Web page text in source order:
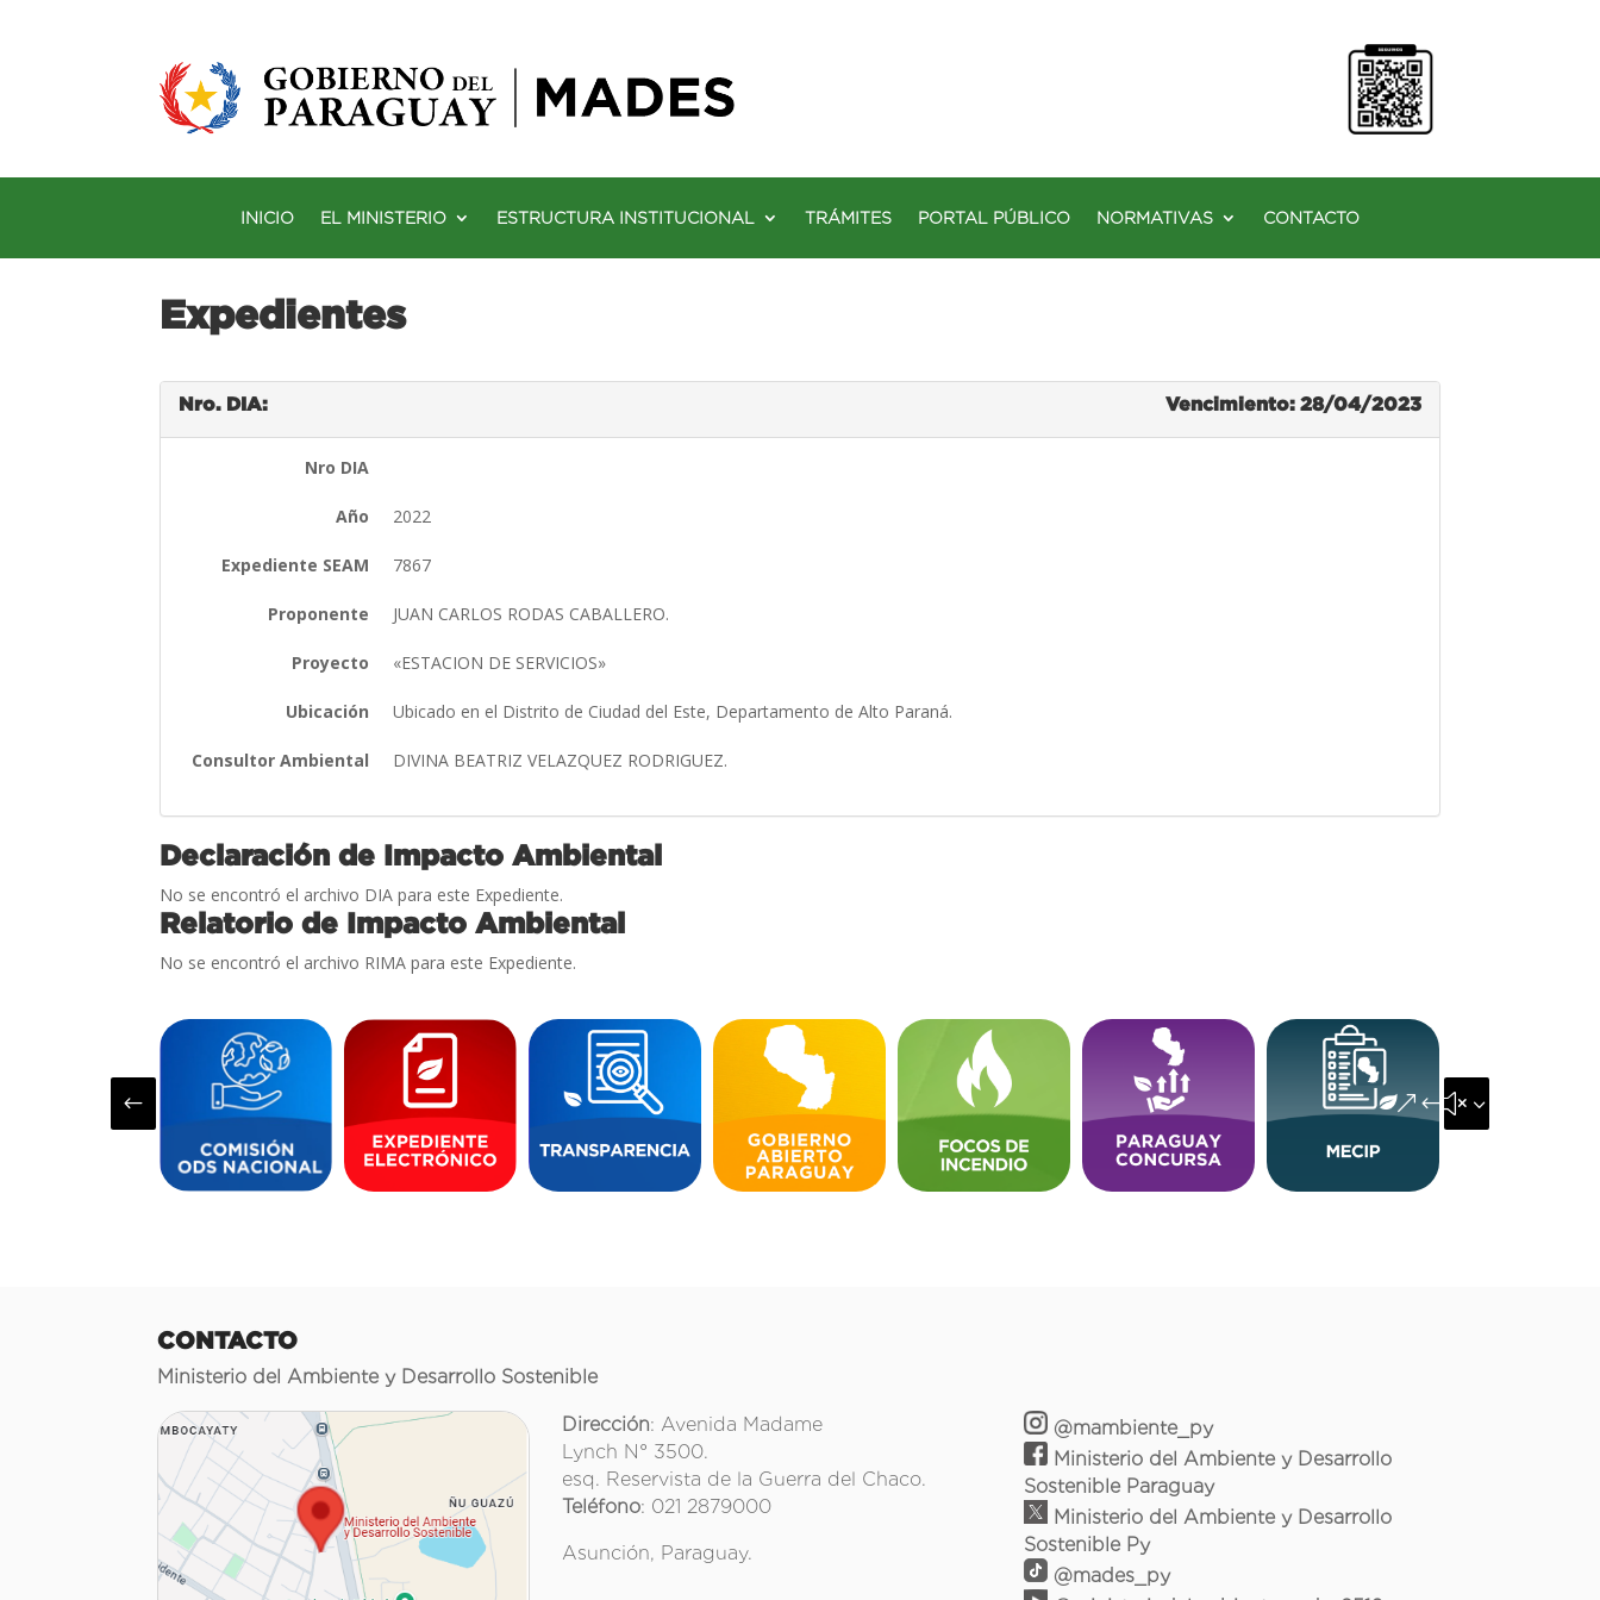
INICIO EL MINISTERIO ESTRUCTURA INSTITUCIONAL TRÁMITES PORTAL PÚBLICO NORMATIVAS CONTACTO
Expedientes
Nro. DIA: Vencimiento: 28/04/2023
Nro DIA
Año 2022
Expediente SEAM 7867
Proponente JUAN CARLOS RODAS CABALLERO.
Proyecto «ESTACION DE SERVICIOS»
Ubicación Ubicado en el Distrito de Ciudad del Este, Departamento de Alto Paraná.
Consultor Ambiental DIVINA BEATRIZ VELAZQUEZ RODRIGUEZ.
Declaración de Impacto Ambiental
No se encontró el archivo DIA para este Expediente.
Relatorio de Impacto Ambiental
No se encontró el archivo RIMA para este Expediente.
# &#x35;
CONTACTO
Ministerio del Ambiente y Desarrollo Sostenible
Dirección: Avenida Madame
Lynch N° 3500.
esq. Reservista de la Guerra del Chaco.
Teléfono: 021 2879000
Asunción, Paraguay.
@mambiente_py
Ministerio del Ambiente y Desarrollo
Sostenible Paraguay
Ministerio del Ambiente y Desarrollo
Sostenible Py
@mades_py